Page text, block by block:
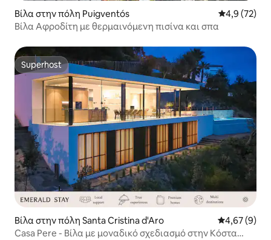
Βίλα στην πόλη Puigventós Μέση
4,9 (72)
Βίλα Αφροδίτη με θερμαινόμενη πισίνα και σπα
Superhost
Superhost
Βίλα στην πόλη Santa Cristina d'Aro Μέση
4,67 (9)
Casa Pere - Βίλα με μοναδικό σχεδιασμό στην Κόστα